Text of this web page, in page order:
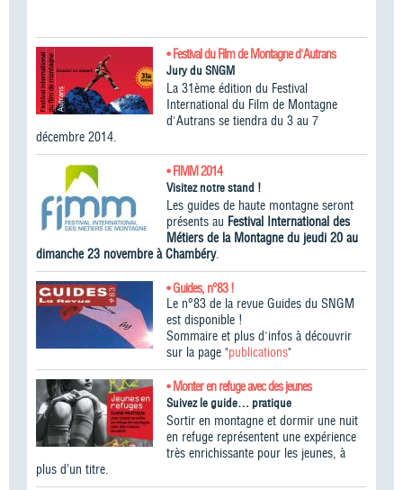
• Festival du Film de Montagne d'Autrans
Jury du SNGM
La 31ème édition du Festival
International du Film de Montagne
d'Autrans se tiendra du 3 au 7
décembre 2014.
• FIMM 2014
Visitez notre stand !
Les guides de haute montagne seront
présents au Festival International des
Métiers de la Montagne du jeudi 20 au
dimanche 23 novembre à Chambéry.
• Guides, n°83 !
Le n°83 de la revue Guides du SNGM
est disponible !
Sommaire et plus d'infos à découvrir
sur la page "publications"
• Monter en refuge avec des jeunes
Suivez le guide… pratique
Sortir en montagne et dormir une nuit
en refuge représentent une expérience
très enrichissante pour les jeunes, à
plus d’un titre.